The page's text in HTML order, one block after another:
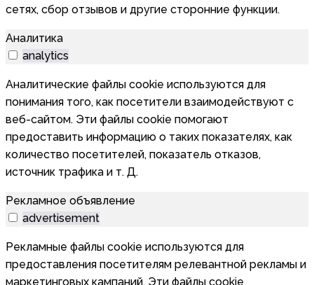
сетях, сбор отзывов и другие сторонние функции.
Аналитика
analytics
Аналитические файлы cookie используются для
понимания того, как посетители взаимодействуют с
веб-сайтом. Эти файлы cookie помогают
предоставить информацию о таких показателях, как
количество посетителей, показатель отказов,
источник трафика и т. Д.
Рекламное объявление
advertisement
Рекламные файлы cookie используются для
предоставления посетителям релевантной рекламы и
маркетинговых кампаний. Эти файлы cookie